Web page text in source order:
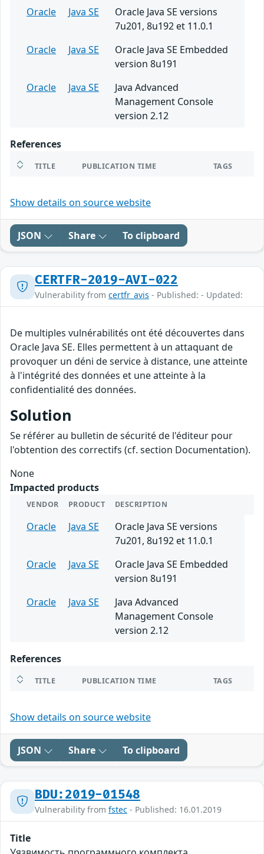
Oracle Java SE
Oracle Java SE versions
7u201, 8u192 et 11.0.1
Oracle
Java SE
Oracle Java SE Embedded
version 8u191
Oracle
Java SE
Java Advanced
Management Console
version 2.12
References
TITLE PUBLICATION TIME TAGS
Show details on source website
JSON Share To clipboard
CERTFR-2019-AVI-022
Vulnerability from certfr_avis - Published: - Updated:
De multiples vulnérabilités ont été découvertes dans
Oracle Java SE. Elles permettent à un attaquant de
provoquer un déni de service à distance, une atteinte
à l'intégrité des données et une atteinte à la
confidentialité des données.
Solution
Se référer au bulletin de sécurité de l'éditeur pour
l'obtention des correctifs (cf. section Documentation).
None
Impacted products
VENDOR PRODUCT DESCRIPTION
Oracle Java SE
Oracle Java SE versions
7u201, 8u192 et 11.0.1
Oracle
Java SE
Oracle Java SE Embedded
version 8u191
Oracle
Java SE
Java Advanced
Management Console
version 2.12
References
TITLE PUBLICATION TIME TAGS
Show details on source website
JSON Share To clipboard
BDU:2019-01548
Vulnerability from fstec - Published: 16.01.2019
Title